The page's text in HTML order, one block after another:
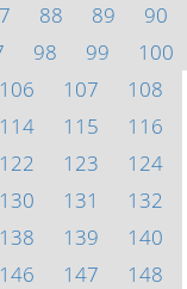
88 89
90
98 99
100
106 107
108
114 115
116
122 123
124
130 131
132
138 139
140
146 147
148